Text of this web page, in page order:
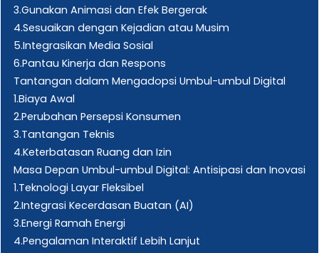
3.Gunakan Animasi dan Efek Bergerak
4.Sesuaikan dengan Kejadian atau Musim
5.Integrasikan Media Sosial
6.Pantau Kinerja dan Respons
Tantangan dalam Mengadopsi Umbul-umbul Digital
1.Biaya Awal
2.Perubahan Persepsi Konsumen
3.Tantangan Teknis
4.Keterbatasan Ruang dan Izin
Masa Depan Umbul-umbul Digital: Antisipasi dan Inovasi
1.Teknologi Layar Fleksibel
2.Integrasi Kecerdasan Buatan (AI)
3.Energi Ramah Energi
4.Pengalaman Interaktif Lebih Lanjut